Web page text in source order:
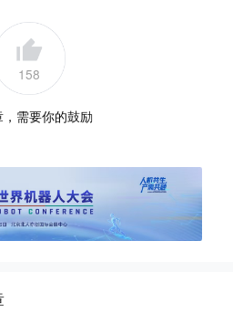
158
需要你的鼓励